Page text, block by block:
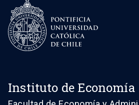
Instituto de Economía